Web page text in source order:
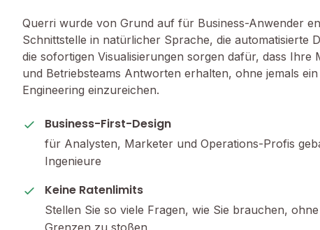
Querri wurde von Grund auf für Business-Anwender
Schnittstelle in natürlicher Sprache, die automatisierte
die sofortigen Visualisierungen sorgen dafür, dass Ihre
und Betriebsteams Antworten erhalten, ohne jemals
Engineering einzureichen.
Business-First-Design
für Analysten, Marketer und Operations-Profis
Ingenieure
Keine Ratenlimits
Stellen Sie so viele Fragen, wie Sie brauchen,
Grenzen zu stoßen